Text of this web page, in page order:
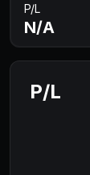
P/L
N/A
P/L